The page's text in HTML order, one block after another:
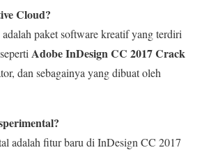
Cloud?
paket software kreatif yang terdiri
Adobe InDesign CC 2017 Crack
dan sebagainya yang dibuat oleh
adalah fitur baru di InDesign CC 2017